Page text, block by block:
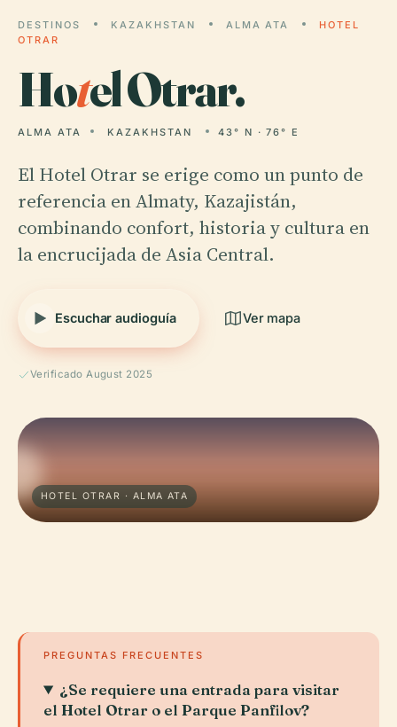
DESTINOS KAZAKHSTAN ALMA ATA
HOTEL
OTRAR
Hotel Otrar.
ALMA ATA KAZAKHSTAN 43° N · 76° E
El Hotel Otrar se erige como un punto de
referencia en Almaty, Kazajistán,
combinando confort, historia y cultura en
la encrucijada de Asia Central.
Escuchar audioguía Ver mapa
Verificado August 2025
HOTEL OTRAR · ALMA ATA
PREGUNTAS FRECUENTES
¿Se requiere una entrada para visitar
el Hotel Otrar o el Parque Panfilov?